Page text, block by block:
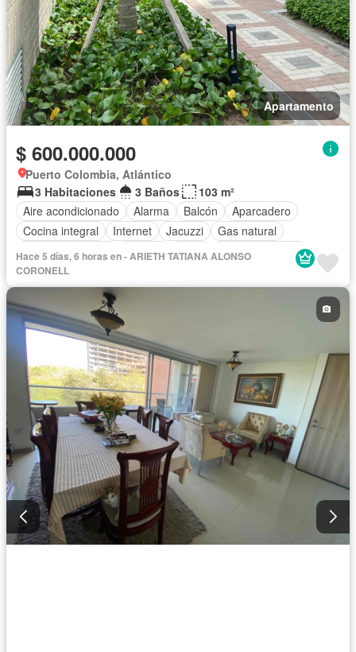
Apartamento
$ 600.000.000
Puerto Colombia, Atlántico
3 Habitaciones
3 Baños
103 m²
Aire acondicionado
Alarma Balcón
Aparcadero
Cocina integral
Internet Jacuzzi
Gas natural
Vista panorámica
Terraza Agua
Tanque de agua
Patio
Área infantil
Acceso para personas con discapacidad
Jardín
Barbecue
Caseta de vigilancia
Sauna
Seguridad privada
Hace 5 días, 6 horas en - ARIETH TATIANA ALONSO
CORONELL